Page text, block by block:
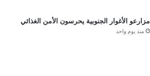
مزارعو الأغوار الجنوبية يحرسون الأمن الغذائي
منذ يوم واحد